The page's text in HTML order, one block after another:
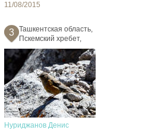
11/08/2015
3
Ташкентская область,
Пскемский хребет,
Нуриджанов Денис